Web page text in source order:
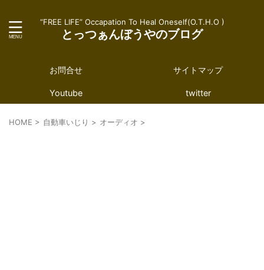
“FREE LIFE” Occapation To Heal Oneself(O.T.H.O )
とっつぁんぼうやのブログ
お問合せ サイトマップ
Youtube twitter
HOME > 自動車いじり > オーディオ >